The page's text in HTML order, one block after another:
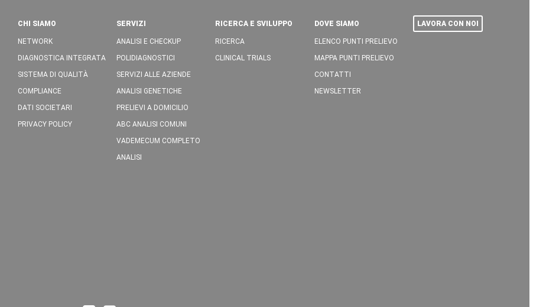
CHI SIAMO
NETWORK
DIAGNOSTICA INTEGRATA
SISTEMA DI QUALITÀ
COMPLIANCE
DATI SOCIETARI
PRIVACY POLICY
SERVIZI
ANALISI E CHECKUP
POLIDIAGNOSTICI
SERVIZI ALLE AZIENDE
ANALISI GENETICHE
PRELIEVI A DOMICILIO
ABC ANALISI COMUNI
VADEMECUM COMPLETO
ANALISI
RICERCA E SVILUPPO
RICERCA
CLINICAL TRIALS
DOVE SIAMO
ELENCO PUNTI PRELIEVO
MAPPA PUNTI PRELIEVO
CONTATTI
NEWSLETTER
LAVORA CON NOI